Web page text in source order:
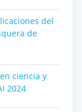
del
de
ciencia y
2024